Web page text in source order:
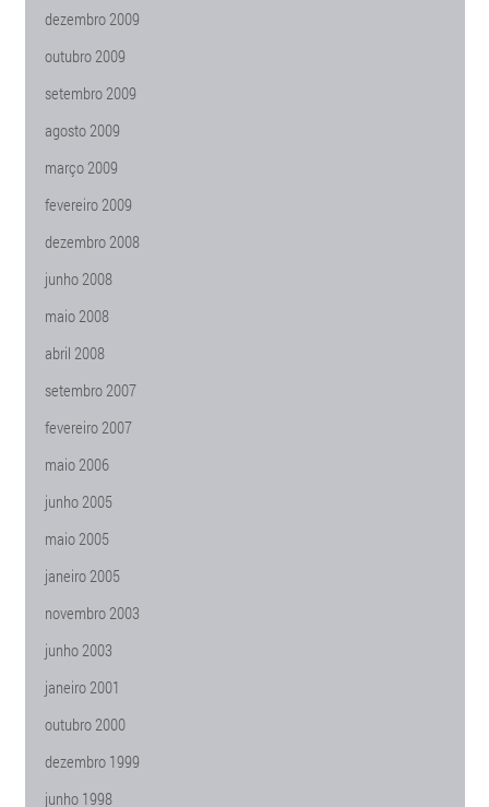
dezembro 2009
outubro 2009
setembro 2009
agosto 2009
março 2009
fevereiro 2009
dezembro 2008
junho 2008
maio 2008
abril 2008
setembro 2007
fevereiro 2007
maio 2006
junho 2005
maio 2005
janeiro 2005
novembro 2003
junho 2003
janeiro 2001
outubro 2000
dezembro 1999
junho 1998